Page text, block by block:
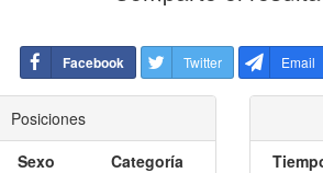
Facebook Twitter Email
Posiciones
Sexo
Categoría